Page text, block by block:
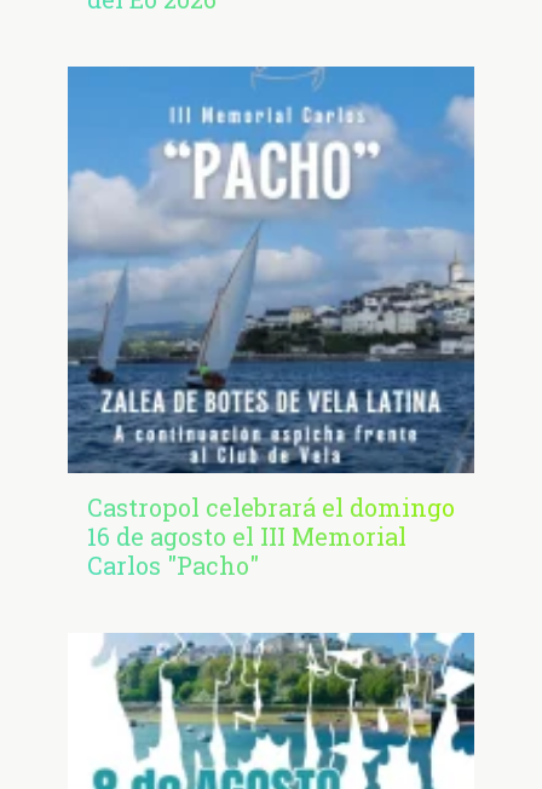
Castropol celebrará el domingo
16 de agosto el III Memorial
Carlos "Pacho"